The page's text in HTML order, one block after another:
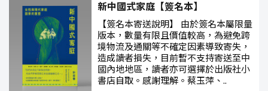
新中國式家庭【簽名本】
【簽名本寄送說明】 由於簽名本屬限量
版本，數量有限且價值較高，為避免跨
境物流及通關等不確定因素導致寄失，
造成讀者損失，目前暫不支持寄送至中
國內地地區，讀者亦可選擇於出版社小
書店自取。感謝理解。蔡玉萍、..